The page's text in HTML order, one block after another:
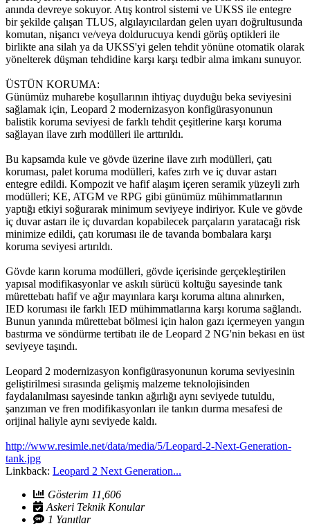
anında devreye sokuyor. Atış kontrol sistemi ve UKSS ile entegre
bir şekilde çalışan TLUS, algılayıcılardan gelen uyarı doğrultusunda
komutan, nişancı ve/veya doldurucuya kendi görüş optikleri ile
birlikte ana silah ya da UKSS'yi gelen tehdit yönüne otomatik olarak
yönelterek düşman tehdidine karşı karşı tedbir alma imkanı sunuyor.
ÜSTÜN KORUMA:
Günümüz muharebe koşullarının ihtiyaç duyduğu beka seviyesini
sağlamak için, Leopard 2 modernizasyon konfigürasyonunun
balistik koruma seviyesi de farklı tehdit çeşitlerine karşı koruma
sağlayan ilave zırh modülleri ile arttırıldı.
Bu kapsamda kule ve gövde üzerine ilave zırh modülleri, çatı
koruması, palet koruma modülleri, kafes zırh ve iç duvar astarı
entegre edildi. Kompozit ve hafif alaşım içeren seramik yüzeyli zırh
modülleri; KE, ATGM ve RPG gibi günümüz mühimmatlarının
yaptığı etkiyi soğurarak minimum seviyeye indiriyor. Kule ve gövde
iç duvar astarı ile iç duvardan kopabilecek parçaların yaratacağı risk
minimize edildi, çatı koruması ile de tavanda bombalara karşı
koruma seviyesi artırıldı.
Gövde karın koruma modülleri, gövde içerisinde gerçekleştirilen
yapısal modifikasyonlar ve askılı sürücü koltuğu sayesinde tank
mürettebatı hafif ve ağır mayınlara karşı koruma altına alınırken,
IED koruması ile farklı IED mühimmatlarına karşı koruma sağlandı.
Bunun yanında mürettebat bölmesi için halon gazı içermeyen yangın
bastırma ve söndürme tertibatı ile de Leopard 2 NG'nin bekası en üst
seviyeye taşındı.
Leopard 2 modernizasyon konfigürasyonunun koruma seviyesinin
geliştirilmesi sırasında gelişmiş malzeme teknolojisinden
faydalanılması sayesinde tankın ağırlığı aynı seviyede tutuldu,
şanzıman ve fren modifikasyonları ile tankın durma mesafesi de
orijinal haliyle aynı seviyede kaldı.
http://www.resimle.net/data/media/5/Leopard-2-Next-Generation-
tank.jpg
Linkback: Leopard 2 Next Generation...
Gösterim 11,606
Askeri Teknik Konular
1 Yanıtlar